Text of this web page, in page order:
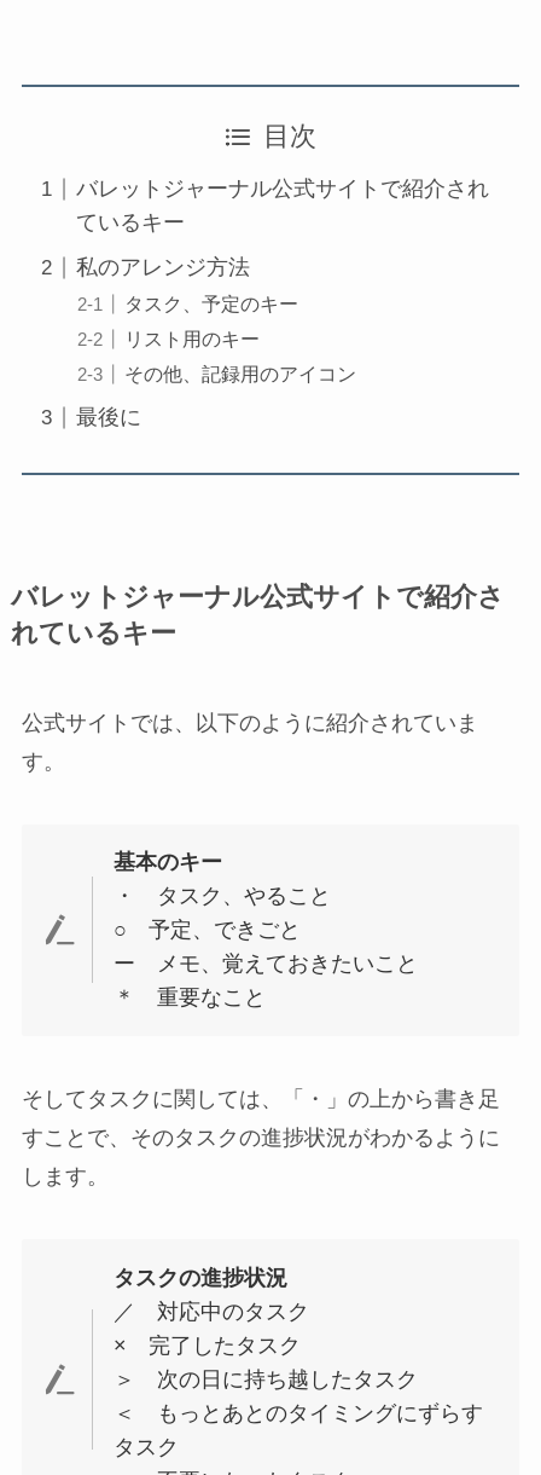
目次
バレットジャーナル公式サイトで紹介され
ているキー
私のアレンジ方法
タスク、予定のキー
リスト用のキー
その他、記録用のアイコン
最後に
バレットジャーナル公式サイトで紹介さ
れているキー
公式サイトでは、以下のように紹介されていま
す。
基本のキー
・ タスク、やること
○ 予定、できごと
ー メモ、覚えておきたいこと
＊ 重要なこと
そしてタスクに関しては、「・」の上から書き足
すことで、そのタスクの進捗状況がわかるように
します。
タスクの進捗状況
／ 対応中のタスク
× 完了したタスク
＞ 次の日に持ち越したタスク
＜ もっとあとのタイミングにずらす
タスク